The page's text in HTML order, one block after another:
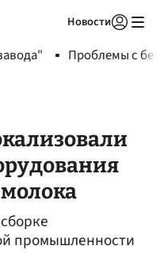
Новости
Проблемы с
промышленности